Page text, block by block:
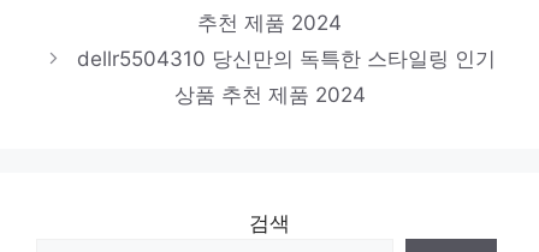
dellh750
당신을 위한 세상에 하나뿐인 상품 인기 상품
추천 제품 2024
추천 제품 2024
dellr5504310 당신만의 독특한 스타일링 인기
상품 추천 제품 2024
검색